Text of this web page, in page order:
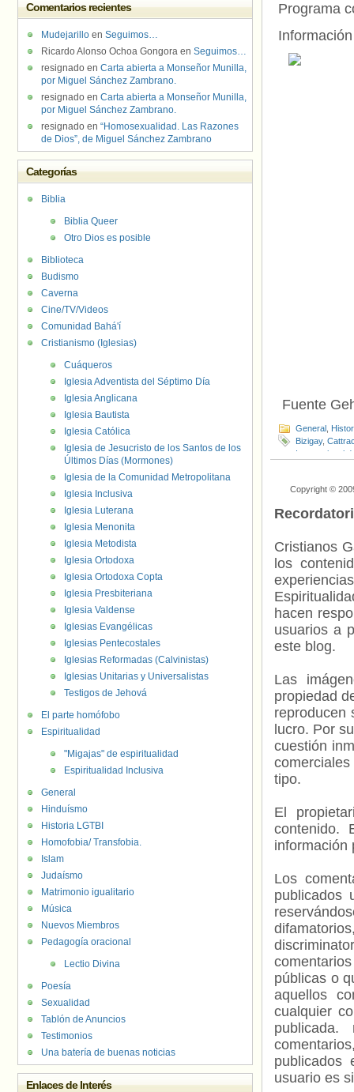
Programa
Fuente
General
Bizigay,
Internacional
Copyright ©
Cristianos
los
hacen
usuarios a
este blog.
Las
propiedad
reproducen
lucro. Por
cuestión
tipo.
El
contenido.
información
Los
publicados
públicas o
aquellos
cualquier
usuario es
Comentarios recientes
Mudejarillo en Seguimos…
Ricardo Alonso Ochoa Gongora en Seguimos…
resignado en Carta abierta a Monseñor Munilla,
por Miguel Sánchez Zambrano.
resignado en Carta abierta a Monseñor Munilla,
por Miguel Sánchez Zambrano.
resignado en “Homosexualidad. Las Razones
de Dios”, de Miguel Sánchez Zambrano
Categorías
Biblia
Biblia Queer
Otro Dios es posible
Biblioteca
Budismo
Caverna
Cine/TV/Videos
Comunidad Bahá'í
Cristianismo (Iglesias)
Cuáqueros
Iglesia Adventista del Séptimo Día
Iglesia Anglicana
Iglesia Bautista
Iglesia Católica
Iglesia de Jesucristo de los Santos de los
Últimos Días (Mormones)
Iglesia de la Comunidad Metropolitana
Iglesia Inclusiva
Iglesia Luterana
Iglesia Menonita
Iglesia Metodista
Iglesia Ortodoxa
Iglesia Ortodoxa Copta
Iglesia Presbiteriana
Iglesia Valdense
Iglesias Evangélicas
Iglesias Pentecostales
Iglesias Reformadas (Calvinistas)
Iglesias Unitarias y Universalistas
Testigos de Jehová
El parte homófobo
Espiritualidad
"Migajas" de espiritualidad
Espiritualidad Inclusiva
General
Hinduísmo
Historia LGTBI
Homofobia/ Transfobia.
Islam
Judaísmo
Matrimonio igualitario
Música
Nuevos Miembros
Pedagogía oracional
Lectio Divina
Poesía
Sexualidad
Tablón de Anuncios
Testimonios
Una batería de buenas noticias
Enlaces de Interés